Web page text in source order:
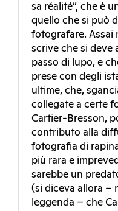
sa réalité”, che è
quello che si può
fotografare. Assai
scrive che si deve
passo di lupo, e
prese con degli
ultime, che,
collegate a certe
Cartier-Bresson,
contributo alla
fotografia di
più rara e
sarebbe un
(si diceva allora –
leggenda – che